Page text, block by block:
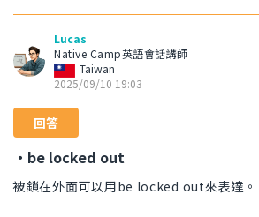
Lucas
Native Camp英語會話講師
Taiwan
2025/09/10 19:03
回答
・be locked out
被鎖在外面可以用be locked out來表達。